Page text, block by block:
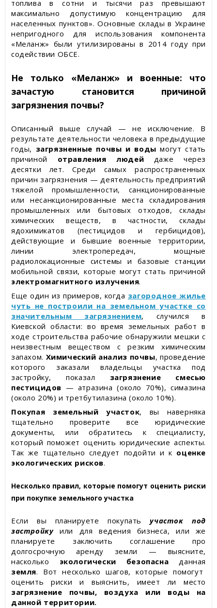
топлива в сотни и тысячи раз превышают
максимально допустимую концентрацию для
населенных пунктов». Основные склады в Украине
непригодного для использования компонента
«Меланж» были утилизированы в 2014 году при
содействии ОБСЕ.
Не только «Меланж» и военные: что
зачастую становится причиной
загрязнения почвы?
Описанный выше случай — не исключение. В
результате деятельности человека в предыдущие
годы, загрязненные почвы и воды могут стать
причиной отравления людей даже через
десятки лет. Среди самых распространенных
причин загрязнения — деятельность предприятий
тяжелой промышленности, санкционированные
или несанкционированные места складирования
промышленных или бытовых отходов, склады
химических веществ, в частности, склады
ядохимикатов (пестицидов и гербицидов),
действующие и бывшие военные территории,
линии электропередач, мощные
радиолокационные системы и базовые станции
мобильной связи, которые могут стать причиной
электромагнитного излучения.
Еще один из примеров, когда загородное жилье
чуть не построили на земельном участке со
значительным загрязнением, случился в
Киевской области: во время земельных работ в
ходе строительства рабочие обнаружили мешки с
неизвестным веществом с резким химическим
запахом. Химический анализ почвы, проведение
которого заказали владельцы участка под
застройку, показал загрязнение смесью
пестицидов — атразина (около 70%), симазина
(около 20%) и третбутилазина (около 10%).
Покупая земельный участок, вы наверняка
тщательно проверите все юридические
документы, или обратитесь к специалисту,
который поможет оценить юридические аспекты.
Так же тщательно следует подойти и к оценке
экологических рисков.
Несколько правил, которые помогут оценить риски
при покупке земельного участка
Если вы планируете покупатьучасток под
застройкуили для ведения бизнеса, или же
планируете заключить соглашение про
долгосрочную аренду земли — выясните,
насколько экологически безопаснаданная
земля. Вот несколько шагов, которые помогут
оценить риски и выяснить, имеет ли место
загрязнение почвы, воздуха или воды на
данной территории.